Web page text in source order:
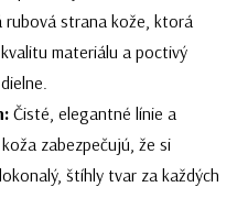
strana kože, ktorá
materiálu a poctivý
Čisté, elegantné línie a
zabezpečujú, že si
štíhly tvar za každých